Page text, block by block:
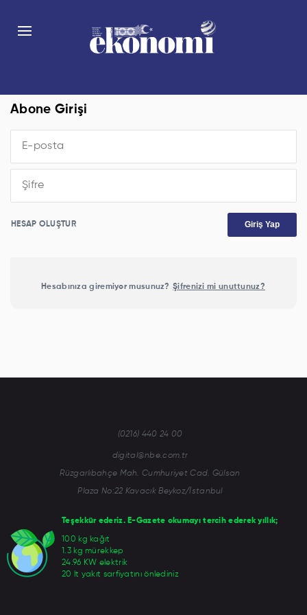
Abone Girişi
HESAP OLUŞTUR Giriş Yap
Hesabınıza giremiyor musunuz? Şifrenizi mi unuttunuz?
Teşekkür ederiz. E-Gazete okumayı tercih ederek yıllık;
100 kg kağıt
1.3 kg mürekkep
24.96 KW elektrik
20 lt yakıt sarfiyatını önlediniz
(0216) 440 24 00
digital@nbe.com.tr
Rüzgarlıbahçe Mah. Cumhuriyet Cad. Gülsan
Plaza No:22 Kavacık Beykoz/İstanbul